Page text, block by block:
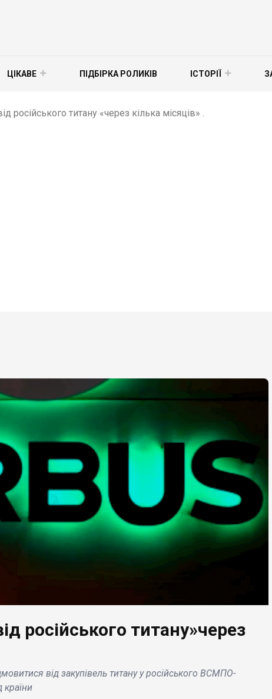
ЦІКАВЕ ПІДБІРКА РОЛИКІВ ІСТОРІЇ
російського титану «через кілька місяців» .
російського титану»через
від закупівель титану у російського ВСМПО-
країни
імпортує 44
відеоігри і
NASA і ЄКА